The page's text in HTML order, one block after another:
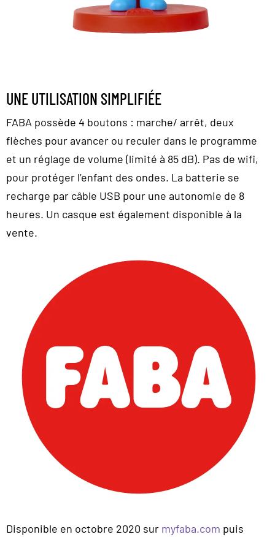
UNE UTILISATION SIMPLIFIÉE
FABA possède 4 boutons : marche/ arrêt, deux
flèches pour avancer ou reculer dans le programme
et un réglage de volume (limité à 85 dB). Pas de wifi,
pour protéger l’enfant des ondes. La batterie se
recharge par câble USB pour une autonomie de 8
heures. Un casque est également disponible à la
vente.
Disponible en octobre 2020 sur myfaba.com puis